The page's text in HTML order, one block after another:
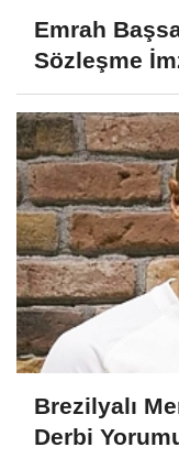
Emrah
Sözleşme
Brezilyalı
Derbi